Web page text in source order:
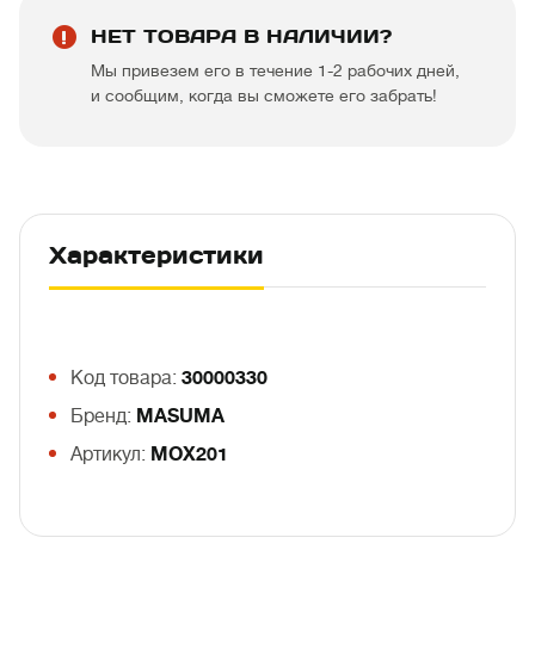
НЕТ ТОВАРА В НАЛИЧИИ?
Мы привезем его в течение 1-2 рабочих дней,
и сообщим, когда вы сможете его забрать!
Характеристики
Код товара: 30000330
Бренд: MASUMA
Артикул: MOX201